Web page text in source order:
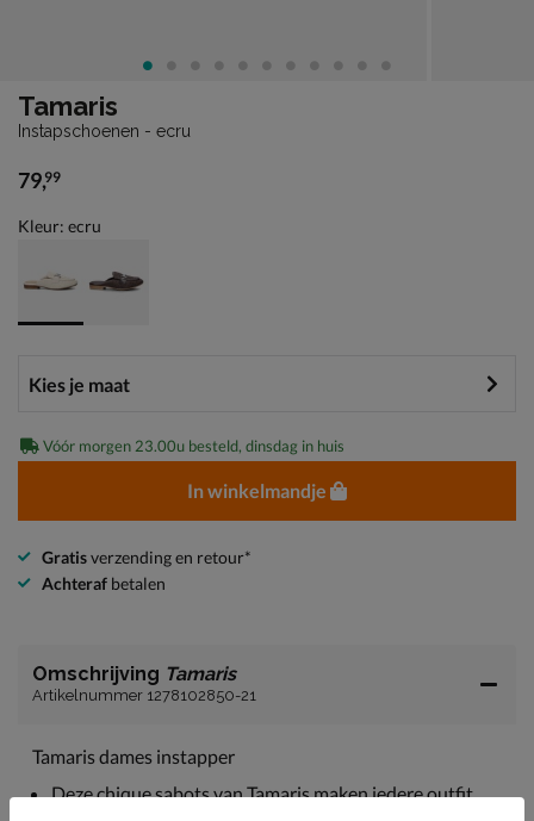
Tamaris
Instapschoenen - ecru
€ 79,99
79,99
Kleur: ecru
Vóór morgen 23.00u besteld, dinsdag in huis
In winkelmandje
Gratisverzending en retour*
Achteraf betalen
Omschrijving Tamaris
Artikelnummer 1278102850-21
Tamaris dames instapper
Deze chique sabots van Tamaris maken iedere outfit